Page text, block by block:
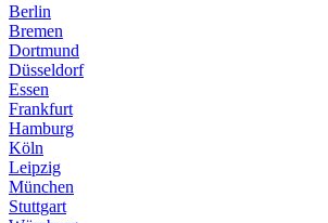
Berlin
Bremen
Dortmund
Düsseldorf
Essen
Frankfurt
Hamburg
Köln
Leipzig
München
Stuttgart